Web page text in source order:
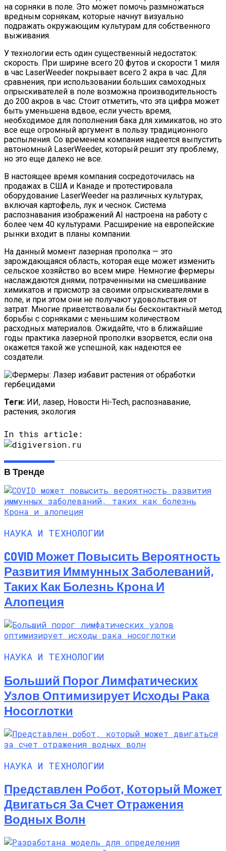
на сорняки в поле. Это может помочь размножаться
вредным сорнякам, которые начнут визуально
подражать окружающим культурам для собственного
выживания.
У технологии есть один существенный недостаток:
скорость. При ширине всего 20 футов и скорости 1 миля
в час LaserWeeder покрывает всего 2 акра в час. Для
сравнения, при использовании больших самоходных
опрыскивателей в поле возможна производительность
до 200 акров в час. Стоит отметить, что эта цифра может
быть уменьшена вдвое, если учесть время,
необходимое для пополнения бака для химикатов, но это
все еще огромный аргумент в пользу традиционного
распыления. Со временем компания надеется выпустить
автономный LaserWeeder, который решит эту проблему,
но это еще далеко не все.
В настоящее время компания сосредоточилась на
продажах в США и Канаде и протестировала
оборудование LaserWeeder на различных культурах,
включая картофель, лук и чеснок. Система
распознавания изображений AI настроена на работу с
более чем 40 культурами. Расширение на европейские
рынки входит в планы компании.
На данный момент лазерная прополка — это
зарождающаяся область, которая еще может изменить
сельское хозяйство во всем мире. Немногие фермеры
наслаждаются днями, потраченными на смешивание
химикатов и присмотр за своими опрыскивателями в
поле, и при этом они не получают удовольствия от
затрат. Многие приветствовали бы бесконтактный метод
борьбы с сорняками с меньшим количеством
расходных материалов. Ожидайте, что в ближайшие
годы практика лазерной прополки взорвется, если она
окажется такой же успешной, как надеются ее
создатели.
Теги: ИИ, лазер, Новости Hi-Tech, распознавание,
растения, экология
In this article:
В Тренде
НАУКА И ТЕХНОЛОГИИ
COVID Может Повысить Вероятность
Развития Иммунных Заболеваний,
Таких Как Болезнь Крона И
Алопеция
НАУКА И ТЕХНОЛОГИИ
Больший Порог Лимфатических
Узлов Оптимизирует Исходы Рака
Носоглотки
НАУКА И ТЕХНОЛОГИИ
Представлен Робот, Который Может
Двигаться За Счет Отражения
Водных Волн